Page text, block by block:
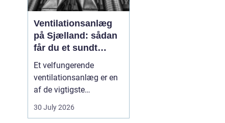
Ventilationsanlæg
på Sjælland: sådan
får du et sundt
indeklima
Et velfungerende
ventilationsanlæg er en
af de vigtigste
forudsætninger for et
sundt og behageligt
30 July 2026